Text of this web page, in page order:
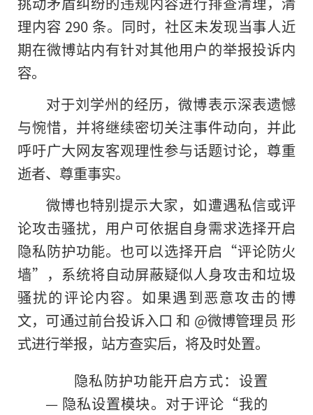
理内容 290 条。同时，社区未发现当事人近
期在微博站内有针对其他用户的举报投诉内
容。
对于刘学州的经历，微博表示深表遗憾
与惋惜，并将继续密切关注事件动向，并此
呼吁广大网友客观理性参与话题讨论，尊重
逝者、尊重事实。
微博也特别提示大家，如遭遇私信或评
论攻击骚扰，用户可依据自身需求选择开启
隐私防护功能。也可以选择开启“评论防火
墙”，系统将自动屏蔽疑似人身攻击和垃圾
骚扰的评论内容。如果遇到恶意攻击的博
文，可通过前台投诉入口 和 @微博管理员 形
式进行举报，站方查实后，将及时处置。
隐私防护功能开启方式：设置
— 隐私设置模块。对于评论“我的